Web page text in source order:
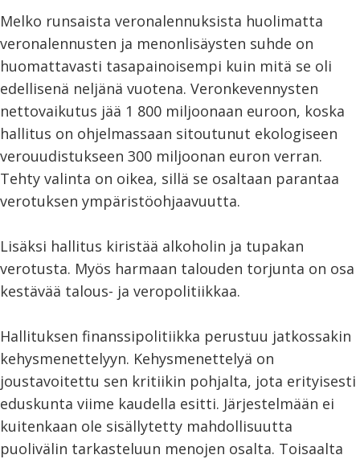
Melko runsaista veronalennuksista huolimatta
veronalennusten ja menonlisäysten suhde on
huomattavasti tasapainoisempi kuin mitä se oli
edellisenä neljänä vuotena. Veronkevennysten
nettovaikutus jää 1 800 miljoonaan euroon, koska
hallitus on ohjelmassaan sitoutunut ekologiseen
verouudistukseen 300 miljoonan euron verran.
Tehty valinta on oikea, sillä se osaltaan parantaa
verotuksen ympäristöohjaavuutta.
Lisäksi hallitus kiristää alkoholin ja tupakan
verotusta. Myös harmaan talouden torjunta on osa
kestävää talous- ja veropolitiikkaa.
Hallituksen finanssipolitiikka perustuu jatkossakin
kehysmenettelyyn. Kehysmenettelyä on
joustavoitettu sen kritiikin pohjalta, jota erityisesti
eduskunta viime kaudella esitti. Järjestelmään ei
kuitenkaan ole sisällytetty mahdollisuutta
puolivälin tarkasteluun menojen osalta. Toisaalta